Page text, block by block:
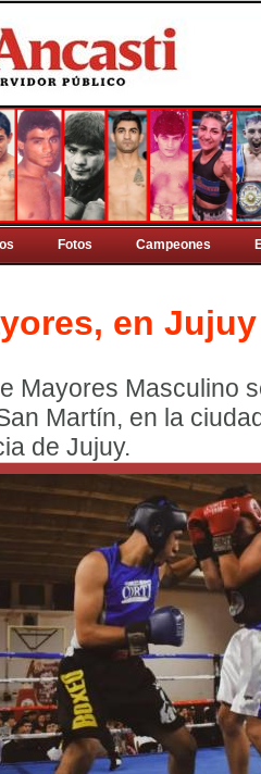
Fotos Campeones
en Jujuy
Mayores Masculino
Martín, en la
de Jujuy.